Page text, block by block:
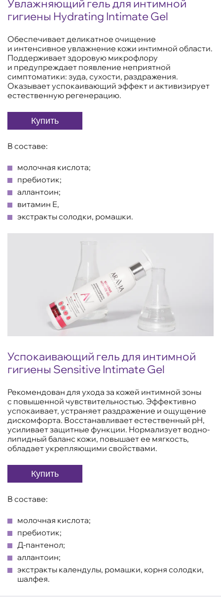
Увлажняющий гель для интимной
гигиены Hydrating Intimate Gel
Обеспечивает деликатное очищение
и интенсивное увлажнение кожи интимной области.
Поддерживает здоровую микрофлору
и предупреждает появление неприятной
симптоматики: зуда, сухости, раздражения.
Оказывает успокаивающий эффект и активизирует
естественную регенерацию.
Купить
В составе:
молочная кислота;
пребиотик;
аллантоин;
витамин Е,
экстракты солодки, ромашки.
Успокаивающий гель для интимной
гигиены Sensitive Intimate Gel
Рекомендован для ухода за кожей интимной зоны
с повышенной чувствительностью. Эффективно
успокаивает, устраняет раздражение и ощущение
дискомфорта. Восстанавливает естественный pH,
усиливает защитные функции. Нормализует водно-
липидный баланс кожи, повышает ее мягкость,
обладает укрепляющими свойствами.
Купить
В составе:
молочная кислота;
пребиотик;
Д-пантенол;
аллантоин;
экстракты календулы, ромашки, корня солодки,
шалфея.